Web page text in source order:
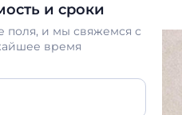
и сроки
поля, и мы свяжемся с
время